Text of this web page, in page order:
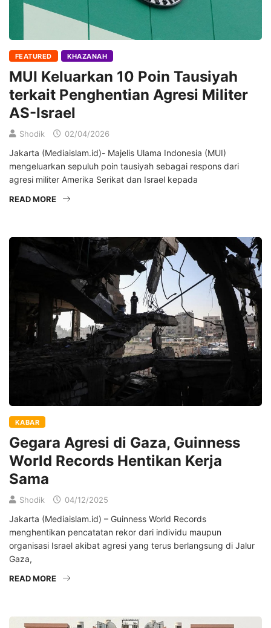
FEATURED KHAZANAH
MUI Keluarkan 10 Poin Tausiyah
terkait Penghentian Agresi Militer
AS-Israel
Shodik 02/04/2026
Jakarta (Mediaislam.id)- Majelis Ulama Indonesia (MUI)
mengeluarkan sepuluh poin tausiyah sebagai respons dari
agresi militer Amerika Serikat dan Israel kepada
READ MORE
KABAR
Gegara Agresi di Gaza, Guinness
World Records Hentikan Kerja
Sama
Shodik 04/12/2025
Jakarta (Mediaislam.id) – Guinness World Records
menghentikan pencatatan rekor dari individu maupun
organisasi Israel akibat agresi yang terus berlangsung di Jalur
Gaza,
READ MORE